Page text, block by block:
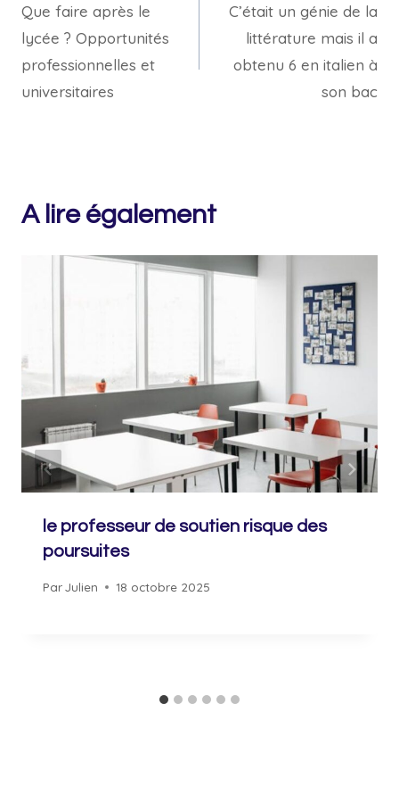
de
l’article
Que faire après le
lycée ? Opportunités
professionnelles et
universitaires
C’était un génie de la
littérature mais il a
obtenu 6 en italien à
son bac
A lire également
le professeur de soutien risque des
poursuites
ParJulien 18 octobre 2025